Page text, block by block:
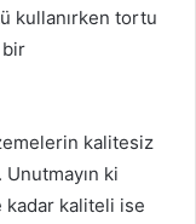
kullanırken tortu
kalitesiz
ki
kadar kaliteli ise